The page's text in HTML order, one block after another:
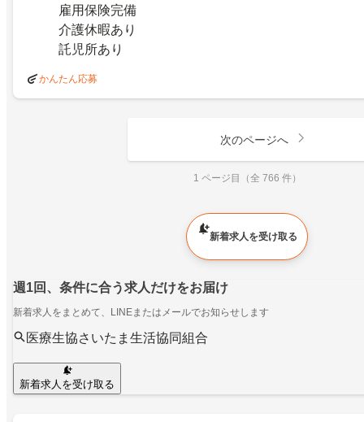
雇用保険完備
介護休暇あり
託児所あり
かんたん応募
次のページへ
1 ページ目（全 766 件）
新着求人を受け取る
週1回、条件に合う求人だけをお届け
新着求人をまとめて、LINEまたはメールでお知らせします
医療生協さいたま生活協同組合
新着求人を受け取る